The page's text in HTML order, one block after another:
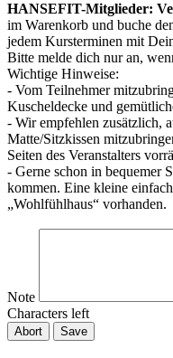
HANSEFIT-Mitglieder:
im Warenkorb und buche
jedem Kursterminen mit
Bitte melde dich nur an,
Wichtige Hinweise:
- Vom Teilnehmer
Kuscheldecke und
- Wir empfehlen zusätzlich,
Matte/Sitzkissen
Seiten des Veranstalters
- Gerne schon in bequemer
kommen. Eine kleine
„Wohlfühlhaus“ vorhanden.
Note
Characters left
Abort Save